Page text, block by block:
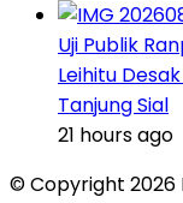
Uji Publik
Leihitu
Tanjung Sial
21 hours ago
© Copyright 2026